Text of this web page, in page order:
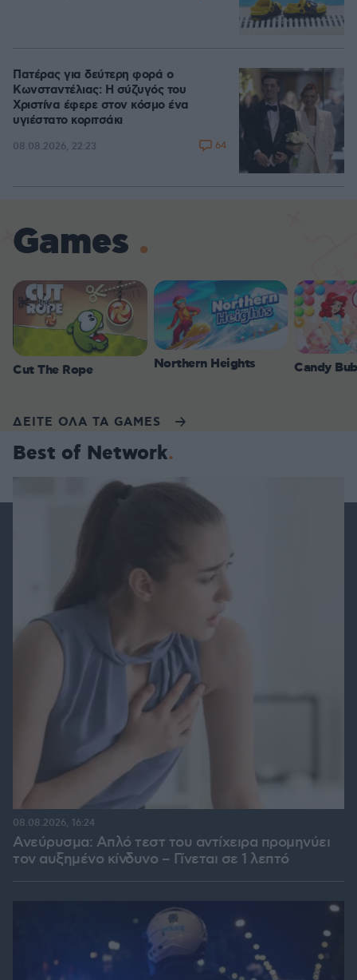
Πατέρας για δεύτερη φορά ο
Κωνσταντέλιας: Η σύζυγός του
Χριστίνα έφερε στον κόσμο ένα
υγιέστατο κοριτσάκι
08.08.2026, 22:23 64
Games
Cut The Rope Northern Heights Candy
ΔΕΙΤΕ ΟΛΑ ΤΑ GAMES
Best of Network
Ανεύρυσμα: Απλό τεστ του αντίχειρα προμηνύει
τον αυξημένο κίνδυνο – Γίνεται σε 1 λεπτό
08.08.2026, 16:24